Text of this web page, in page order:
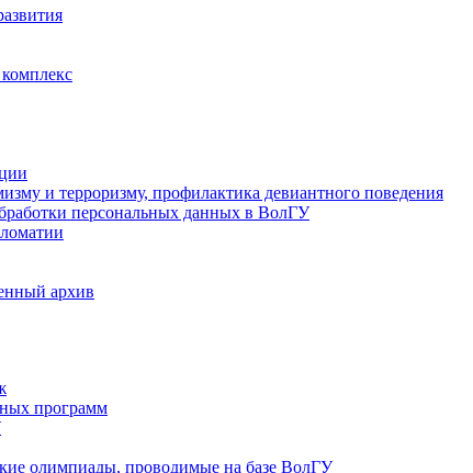
и терроризму, профилактика девиантного поведения
персональных данных в ВолГУ
архив
программ
олимпиады, проводимые на базе ВолГУ